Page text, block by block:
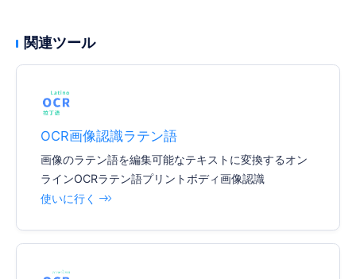
関連ツール
OCR画像認識ラテン語
画像のラテン語を編集可能なテキストに変換するオン
ラインOCRラテン語プリントボディ画像認識
使いに行く